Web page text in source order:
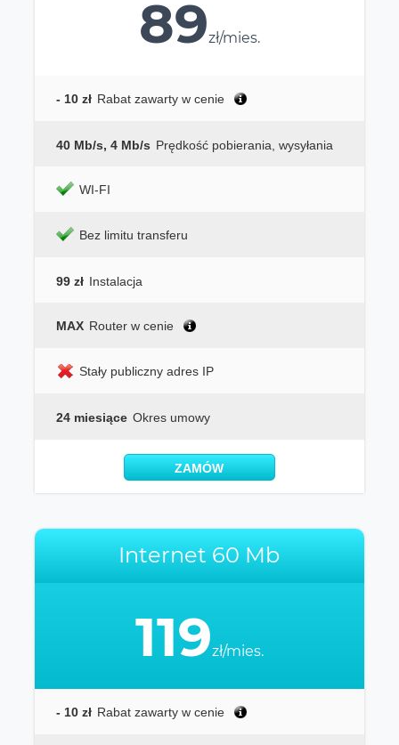
89zł/mies.
- 10 zł Rabat zawarty w cenie
40 Mb/s, 4 Mb/s Prędkość pobierania, wysyłania
WI-FI
Bez limitu transferu
99 zł Instalacja
MAX Router w cenie
Stały publiczny adres IP
24 miesiące Okres umowy
ZAMÓW
Internet 60 Mb
119zł/mies.
- 10 zł Rabat zawarty w cenie